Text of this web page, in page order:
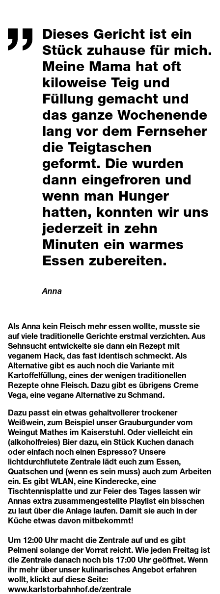
Dieses Gericht ist ein
Stück zuhause für mich.
Meine Mama hat oft
kiloweise Teig und
Füllung gemacht und
das ganze Wochenende
lang vor dem Fernseher
die Teigtaschen
geformt. Die wurden
dann eingefroren und
wenn man Hunger
hatten, konnten wir uns
jederzeit in zehn
Minuten ein warmes
Essen zubereiten.
Anna
Als Anna kein Fleisch mehr essen wollte, musste sie
auf viele traditionelle Gerichte erstmal verzichten. Aus
Sehnsucht entwickelte sie dann ein Rezept mit
veganem Hack, das fast identisch schmeckt. Als
Alternative gibt es auch noch die Variante mit
Kartoffelfüllung, eines der wenigen traditionellen
Rezepte ohne Fleisch. Dazu gibt es übrigens Creme
Vega, eine vegane Alternative zu Schmand.
Dazu passt ein etwas gehaltvollerer trockener
Weißwein, zum Beispiel unser Grauburgunder vom
Weingut Mathes im Kaiserstuhl. Oder vielleicht ein
(alkoholfreies) Bier dazu, ein Stück Kuchen danach
oder einfach noch einen Espresso? Unsere
lichtdurchflutete Zentrale lädt euch zum Essen,
Quatschen und (wenn es sein muss) auch zum Arbeiten
ein. Es gibt WLAN, eine Kinderecke, eine
Tischtennisplatte und zur Feier des Tages lassen wir
Annas extra zusammengestellte Playlist ein bisschen
zu laut über die Anlage laufen. Damit sie auch in der
Küche etwas davon mitbekommt!
Um 12:00 Uhr macht die Zentrale auf und es gibt
Pelmeni solange der Vorrat reicht. Wie jeden Freitag ist
die Zentrale danach noch bis 17:00 Uhr geöffnet. Wenn
ihr mehr über unser kulinarisches Angebot erfahren
wollt, klickt auf diese Seite:
www.karlstorbahnhof.de/zentrale